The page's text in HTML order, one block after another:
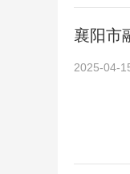
襄阳市
2025-04-